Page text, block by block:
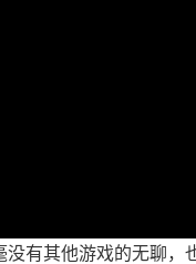
有其他游戏的无聊，